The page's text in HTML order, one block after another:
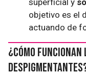
superficial y
objetivo es el
actuando de
¿Cómo